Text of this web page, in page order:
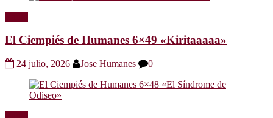
El Ciempiés de Humanes 6×49 «Kiritaaaaa»
24 julio, 2026 Jose Humanes 0